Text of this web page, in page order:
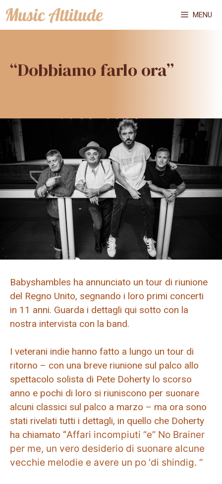
Vai
al
MENU
“Dobbiamo farlo ora”
Babyshambles ha annunciato un tour di riunione
del Regno Unito, segnando i loro primi concerti
in 11 anni. Guarda i dettagli qui sotto con la
nostra intervista con la band.
I veterani indie hanno fatto a lungo un tour di
ritorno – con una breve riunione sul palco allo
spettacolo solista di Pete Doherty lo scorso
anno e pochi di loro si riuniscono per suonare
alcuni classici sul palco a marzo – ma ora sono
stati rivelati tutti i dettagli, in quello che Doherty
ha chiamato “Affari incompiuti “e” No Brainer
per me, un vero desiderio di suonare alcune
vecchie melodie e avere un po ‘di shindig. “